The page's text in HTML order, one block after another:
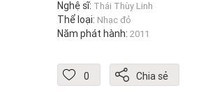
Nghệ sĩ: Thái Thùy Linh
Thể loại: Nhạc đỏ
Năm phát hành: 2011
0 Chia sẻ